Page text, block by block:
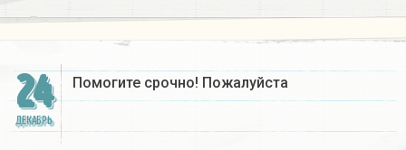
24
ДЕКАБРЬ
Помогите срочно! Пожалуйста